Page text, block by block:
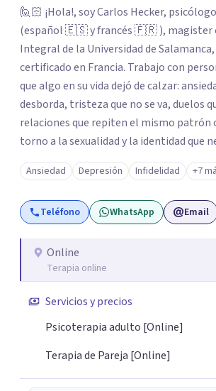
🙋🏻 ¡Hola!, soy Carlos Hecker,
(español 🇪🇸 y francés 🇫🇷 ), magister
Integral de la Universidad de
certificado en Francia. Trabajo con personas que sienten
que algo en su vida dejó de calzar:
desborda, tristeza que no se va, duelos
relaciones que repiten el mismo patrón
torno a la sexualidad y la identidad que
espacio seguro para ser habladas. Mi orientación teórica
integra una mirada Humanista-
Breve, donde el modo en que te vinculas
central: cómo te relacionas contigo, con
psicoterapia, cuento con especialización
por lo que también acompaño temas de
dificultades en el deseo, intimidad,
identidad. Busco que el espacio
respeto y libertad. Trabajo con
realistas, sin fórmulas rígidas:
Ansiedad Depresión Infidelidad +7
Teléfono WhatsApp Email
Online
Terapia online
Servicios y precios
Psicoterapia adulto [Online]
Terapia de Pareja [Online]